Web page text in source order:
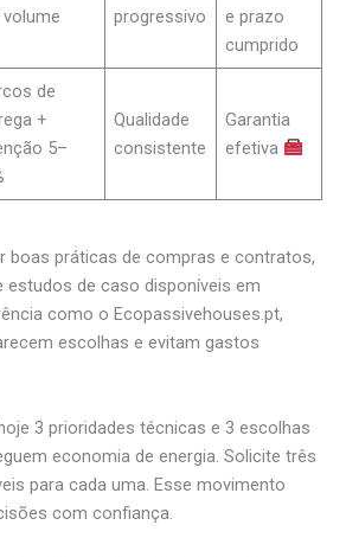
progressivo
e prazo
cumprido
de
+
5–
Qualidade
consistente
Garantia
efetiva
boas práticas de compras e contratos,
estudos de caso disponíveis em
como o Ecopassivehouses.pt,
escolhas e evitam gastos
3 prioridades técnicas e 3 escolhas
economia de energia. Solicite três
para cada uma. Esse movimento
com confiança.